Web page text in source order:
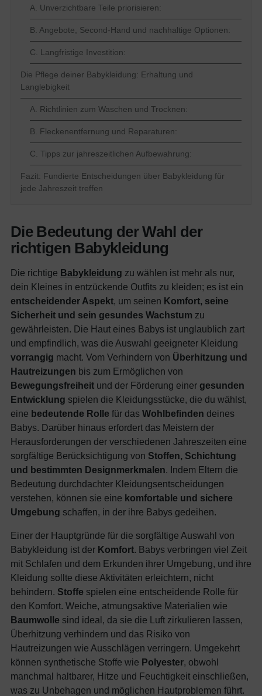
A. Unverzichtbare Teile priorisieren:
B. Angebote, Second-Hand und nachhaltige Optionen:
C. Langfristige Investition:
Die Pflege deiner Babykleidung: Erhaltung und
Langlebigkeit
A. Richtlinien zum Waschen und Trocknen:
B. Fleckenentfernung und Reparaturen:
C. Tipps zur jahreszeitlichen Aufbewahrung:
Fazit: Fundierte Entscheidungen über Babykleidung für
jede Jahreszeit treffen
Die Bedeutung der Wahl der
richtigen Babykleidung
Die richtige Babykleidung zu wählen ist mehr als nur,
dein Kleines in entzückende Outfits zu kleiden; es ist ein
entscheidender Aspekt, um seinen Komfort, seine
Sicherheit und sein gesundes Wachstum zu
gewährleisten. Die Haut eines Babys ist unglaublich zart
und empfindlich, was die Auswahl geeigneter Kleidung
vorrangig macht. Vom Verhindern von Überhitzung und
Hautreizungen bis zum Ermöglichen von
Bewegungsfreiheit und der Förderung einer gesunden
Entwicklung spielen die Kleidungsstücke, die du wählst,
eine bedeutende Rolle für das Wohlbefinden deines
Babys. Darüber hinaus erfordert das Meistern der
Herausforderungen der verschiedenen Jahreszeiten eine
sorgfältige Berücksichtigung von Stoffen, Schichtung
und bestimmten Designmerkmalen. Indem Eltern die
Bedeutung durchdachter Kleidungsentscheidungen
verstehen, können sie eine komfortable und sichere
Umgebung schaffen, in der ihre Babys gedeihen.
Einer der Hauptgründe für die sorgfältige Auswahl von
Babykleidung ist der Komfort. Babys verbringen viel Zeit
mit Schlafen und dem Erkunden ihrer Umgebung, und ihre
Kleidung sollte diese Aktivitäten erleichtern, nicht
behindern. Stoffe spielen eine entscheidende Rolle für
den Komfort. Weiche, atmungsaktive Materialien wie
Baumwolle sind ideal, da sie die Luft zirkulieren lassen,
Überhitzung verhindern und das Risiko von
Hautreizungen wie Ausschlägen verringern. Umgekehrt
können synthetische Stoffe wie Polyester, obwohl
manchmal haltbarer, Hitze und Feuchtigkeit einschließen,
was zu Unbehagen und möglichen Hautproblemen führt.